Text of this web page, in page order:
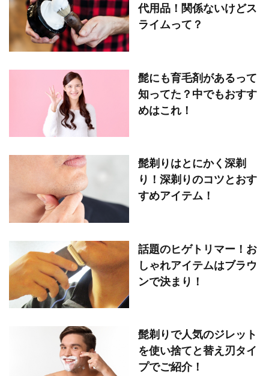
代用品！関係ないけどス
ライムって？
髭にも育毛剤があるって
知ってた？中でもおすす
めはこれ！
髭剃りはとにかく深剃
り！深剃りのコツとおす
すめアイテム！
話題のヒゲトリマー！お
しゃれアイテムはブラウ
ンで決まり！
髭剃りで人気のジレット
を使い捨てと替え刃タイ
プでご紹介！